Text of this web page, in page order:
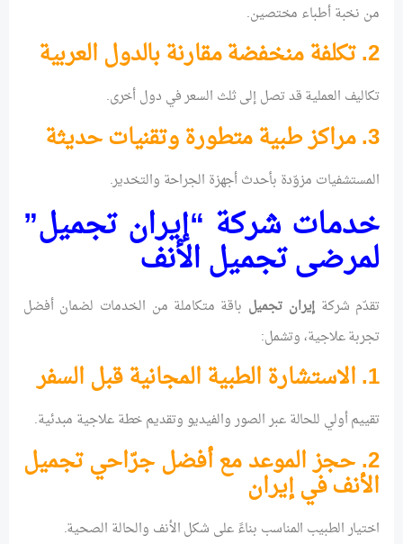
من نخبة أطباء مختصين.
2. تكلفة منخفضة مقارنة بالدول العربية
تكاليف العملية قد تصل إلى ثلث السعر في دول أخرى.
3. مراكز طبية متطورة وتقنيات حديثة
المستشفيات مزوّدة بأحدث أجهزة الجراحة والتخدير.
خدمات شركة “إيران تجميل”
لمرضى تجميل الأنف
تقدّم شركة إيران تجميل باقة متكاملة من الخدمات لضمان أفضل
تجربة علاجية، وتشمل:
1. الاستشارة الطبية المجانية قبل السفر
تقييم أولي للحالة عبر الصور والفيديو وتقديم خطة علاجية مبدئية.
2. حجز الموعد مع أفضل جرّاحي تجميل
الأنف في إيران
اختيار الطبيب المناسب بناءً على شكل الأنف والحالة الصحية.